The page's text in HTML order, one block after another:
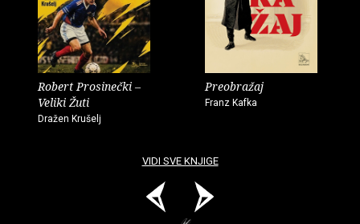
Robert Prosinečki –
Veliki Žuti
Dražen Krušelj
Preobražaj
Franz Kafka
VIDI SVE KNJIGE